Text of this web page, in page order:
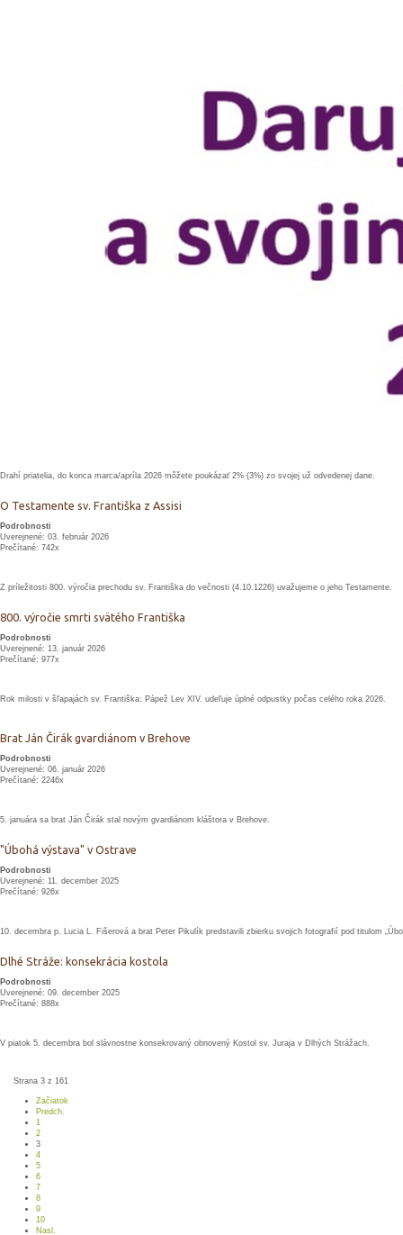
Drahí priatelia, do konca marca/apríla 2026 môžete poukázať 2% (3%) zo svojej už odvedenej dane.
O Testamente sv. Františka z Assisi
Podrobnosti
Uverejnené: 03. február 2026
Prečítané: 742x
Z príležitosti 800. výročia prechodu sv. Františka do večnosti (4.10.1226) uvažujeme o jeho Testamente.
800. výročie smrti svätého Františka
Podrobnosti
Uverejnené: 13. január 2026
Prečítané: 977x
Rok milosti v šľapajách sv. Františka: Pápež Lev XIV. udeľuje úplné odpustky počas celého roka 2026.
Brat Ján Čirák gvardiánom v Brehove
Podrobnosti
Uverejnené: 06. január 2026
Prečítané: 2246x
5. januára sa brat Ján Čirák stal novým gvardiánom kláštora v Brehove.
"Úbohá výstava" v Ostrave
Podrobnosti
Uverejnené: 11. december 2025
Prečítané: 926x
10. decembra p. Lucia L. Fišerová a brat Peter Pikulík predstavili zbierku svojich fotografií pod titulom
Dlhé Stráže: konsekrácia kostola
Podrobnosti
Uverejnené: 09. december 2025
Prečítané: 888x
V piatok 5. decembra bol slávnostne konsekrovaný obnovený Kostol sv. Juraja v Dlhých Strážach.
Strana 3 z 161
Začiatok
Predch.
1
2
3
4
5
6
7
8
9
10
Nasl.